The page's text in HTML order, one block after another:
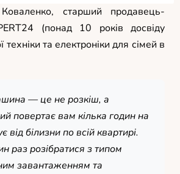
старший продавець-
(понад 10 років досвіду
техніки та електроніки для сімей в
— це не розкіш, а
повертає вам кілька годин на
від білизни по всій квартирі.
раз розібратися з типом
завантаженням та